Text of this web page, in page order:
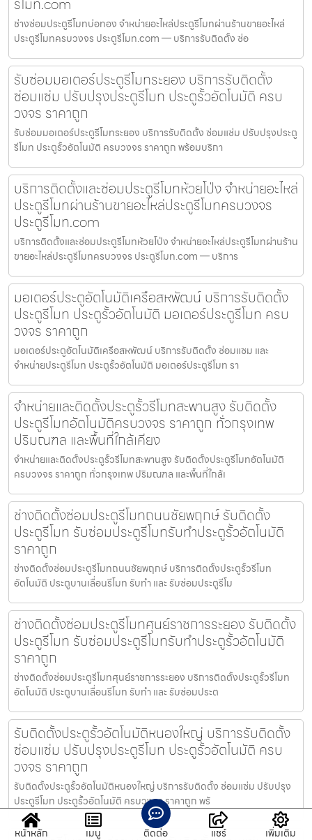
ช่างซ่อมประตูรีโมทบ่อทอง จำหน่ายอะไหล่ประตูรีโมทผ่านร้านขายอะไหล่
ประตูรีโมทครบวงจร ประตูรีโมท.com — บริการรับติดตั้ง ซ่อ
รับซ่อมมอเตอร์ประตูรีโมทระยอง บริการรับติดตั้ง
ซ่อมแซ่ม ปรับปรุงประตูรีโมท ประตูรั้วอัตโนมัติ ครบ
วงจร ราคาถูก
รับซ่อมมอเตอร์ประตูรีโมทระยอง บริการรับติดตั้ง ซ่อมแซ่ม ปรับปรุงประตู
รีโมท ประตูรั้วอัตโนมัติ ครบวงจร ราคาถูก พร้อมบริกา
บริการติดตั้งและซ่อมประตูรีโมทห้วยโป่ง จำหน่ายอะไหล่
ประตูรีโมทผ่านร้านขายอะไหล่ประตูรีโมทครบวงจร
ประตูรีโมท.com
บริการติดตั้งและซ่อมประตูรีโมทห้วยโป่ง จำหน่ายอะไหล่ประตูรีโมทผ่านร้าน
ขายอะไหล่ประตูรีโมทครบวงจร ประตูรีโมท.com — บริการ
มอเตอร์ประตูอัตโนมัติเครือสหพัฒน์ บริการรับติดตั้ง
ประตูรีโมท ประตูรั้วอัตโนมัติ มอเตอร์ประตูรีโมท ครบ
วงจร ราคาถูก
มอเตอร์ประตูอัตโนมัติเครือสหพัฒน์ บริการรับติดตั้ง ซ่อมแซม และ
จำหน่ายประตูรีโมท ประตูรั้วอัตโนมัติ มอเตอร์ประตูรีโมท รา
จำหน่ายและติดตั้งประตูรั้วรีโมทสะพานสูง รับติดตั้ง
ประตูรีโมทอัตโนมัติครบวงจร ราคาถูก ทั่วกรุงเทพ
ปริมณฑล และพื้นที่ใกล้เคียง
จำหน่ายและติดตั้งประตูรั้วรีโมทสะพานสูง รับติดตั้งประตูรีโมทอัตโนมัติ
ครบวงจร ราคาถูก ทั่วกรุงเทพ ปริมณฑล และพื้นที่ใกล้เ
ช่างติดตั้งซ่อมประตูรีโมทถนนชัยพฤกษ์ รับติดตั้ง
ประตูรีโมท รับซ่อมประตูรีโมทรับทำประตูรั้วอัตโนมัติ
ราคาถูก
ช่างติดตั้งซ่อมประตูรีโมทถนนชัยพฤกษ์ บริการติดตั้งประตูรั้วรีโมท
อัตโนมัติ ประตูบานเลื่อนรีโมท รับทำ และ รับซ่อมประตูรีโม
ช่างติดตั้งซ่อมประตูรีโมทศุนย์ราชการระยอง รับติดตั้ง
ประตูรีโมท รับซ่อมประตูรีโมทรับทำประตูรั้วอัตโนมัติ
ราคาถูก
ช่างติดตั้งซ่อมประตูรีโมทศุนย์ราชการระยอง บริการติดตั้งประตูรั้วรีโมท
อัตโนมัติ ประตูบานเลื่อนรีโมท รับทำ และ รับซ่อมประต
รับติดตั้งประตูรั้วอัตโนมัติหนองใหญ่ บริการรับติดตั้ง
ซ่อมแซ่ม ปรับปรุงประตูรีโมท ประตูรั้วอัตโนมัติ ครบ
วงจร ราคาถูก
รับติดตั้งประตูรั้วอัตโนมัติหนองใหญ่ บริการรับติดตั้ง ซ่อมแซ่ม ปรับปรุง
ประตูรีโมท ประตูรั้วอัตโนมัติ ครบวงจร ราคาถูก พร้
หน้าหลัก เมนู ติดต่อ แชร์ เพิ่มเติม